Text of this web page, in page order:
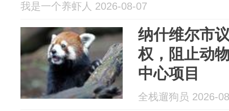
我是一个养虾人 2026-08-07
纳什维尔市
权，阻止动
中心项目
全栈遛狗员 2026-